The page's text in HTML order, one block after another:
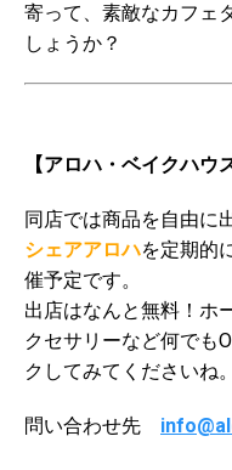
寄って、素敵なカフェ
しょうか？
【アロハ・ベイクハウ
同店では商品を自由に
シェアアロハを定期的
催予定です。
出店はなんと無料！ホ
クセサリーなど何でも
クしてみてくださいね。
問い合わせ先